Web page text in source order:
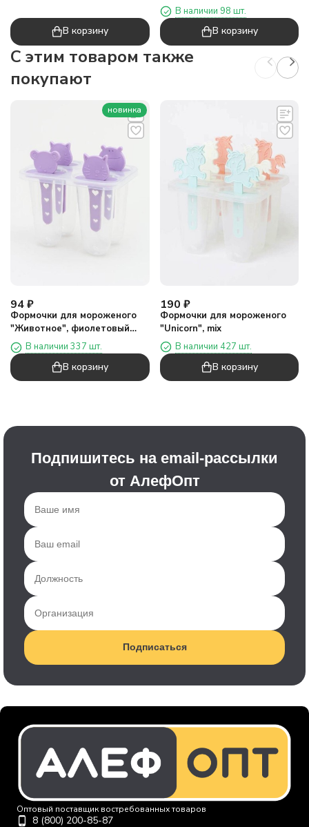
В корзину
В наличии 98 шт.
В корзину
C этим товаром также
покупают
новинка
94₽
Формочки для мороженого
"Животное", фиолетовый
миксВ наличии 337 шт.
В корзину
190 ₽
Формочки для мороженого
"Unicorn", mix
В наличии 427 шт.
В корзину
Подпишитесь на email-рассылки
от АлефОпт
Подписаться
Оптовый поставщик востребованных товаров
8 (800) 200-85-87